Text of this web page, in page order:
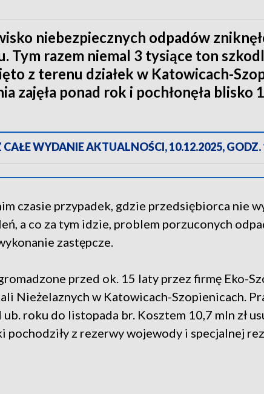
niebezpiecznych odpadów
Tym razem niemal 3 tysiące ton
z terenu działek w Katowicach-
zajęła ponad rok i pochłonęła blisko
WYDANIE AKTUALNOŚCI, 10.12.2025, GODZ.
czasie przypadek, gdzie przedsiębiorca nie
a co za tym idzie, problem porzuconych
zastępcze.
przed ok. 15 laty przez firmę Eko-
Nieżelaznych w Katowicach-Szopienicach.
roku do listopada br. Kosztem 10,7 mln zł
pochodziły z rezerwy wojewody i specjalnej